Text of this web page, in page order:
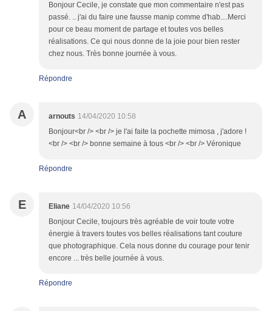
Bonjour Cecile, je constate que mon commentaire n'est pas
passé. .. j'ai du faire une fausse manip comme d'hab....Merci
pour ce beau moment de partage et toutes vos belles
réalisations. Ce qui nous donne de la joie pour bien rester
chez nous. Très bonne journée à vous.
Répondre
A arnouts 14/04/2020 10:58
Bonjour<br /> <br /> je l'ai faite la pochette mimosa , j'adore !
<br /> <br /> bonne semaine à tous <br /> <br /> Véronique
Répondre
E Eliane 14/04/2020 10:56
Bonjour Cecile, toujours très agréable de voir toute votre
énergie à travers toutes vos belles réalisations tant couture
que photographique. Cela nous donne du courage pour tenir
encore ... très belle journée à vous.
Répondre